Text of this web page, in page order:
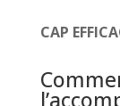
CAP